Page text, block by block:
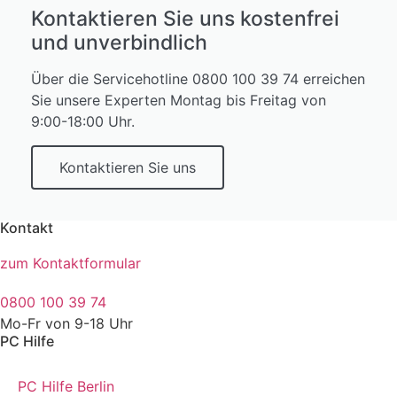
Kontaktieren Sie uns kostenfrei
und unverbindlich
Über die Servicehotline 0800 100 39 74 erreichen
Sie unsere Experten Montag bis Freitag von
9:00-18:00 Uhr.
Kontaktieren Sie uns
PC Hilfe
PC Hilfe Berlin
Kontakt
zum Kontaktformular
0800 100 39 74
Mo-Fr von 9-18 Uhr